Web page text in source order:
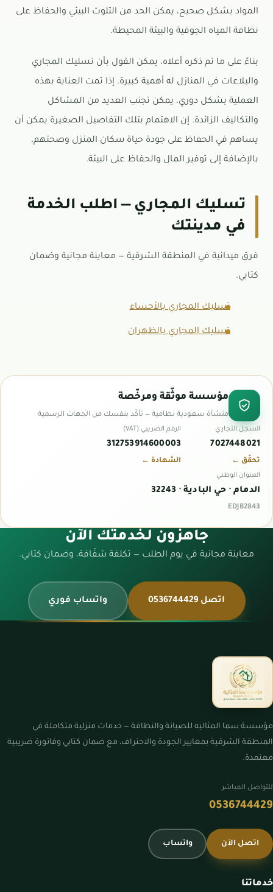
المواد بشكل صحيح، يمكن الحد من التلوث البيئي والحفاظ على
نظافة المياه الجوفية والبيئة المحيطة.
بناءً على ما تم ذكره أعلاه، يمكن القول بأن تسليك المجاري
والبلاعات في المنازل له أهمية كبيرة. إذا تمت العناية بهذه
العملية بشكل دوري، يمكن تجنب العديد من المشاكل
والتكاليف الزائدة. إن الاهتمام بتلك التفاصيل الصغيرة يمكن أن
يساهم في الحفاظ على جودة حياة سكان المنزل وصحتهم،
بالإضافة إلى توفير المال والحفاظ على البيئة.
تسليك المجاري — اطلب الخدمة
في مدينتك
فرق ميدانية في المنطقة الشرقية — معاينة مجانية وضمان
كتابي.
تسليك المجاري بالأحساء
تسليك المجاري بالظهران
مؤسسة موثّقة ومرخّصة
منشأة سعودية نظامية — تأكّد بنفسك من الجهات الرسمية
السجل التجاري
7027448021
تحقّق ←
الرقم الضريبي (VAT)
312753914600003
الشهادة ←
العنوان الوطني
الدمام · حي البادية · 32243
EDJB2843
جاهزون لخدمتك الآن
معاينة مجانية في يوم الطلب — تكلفة شفّافة، وضمان كتابي.
اتصل 0536744429 واتساب فوري
مؤسسة سما المثاليه للصيانة والنظافة — خدمات منزلية متكاملة في
المنطقة الشرقية بمعايير الجودة والاحتراف، مع ضمان كتابي وفاتورة ضريبية
معتمدة.
للتواصل المباشر
0536744429
اتصل الآن واتساب
خدماتنا